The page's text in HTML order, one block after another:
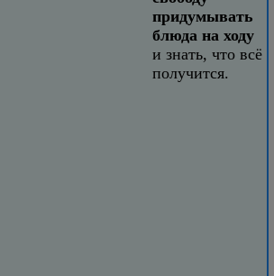
придумывать
блюда на ходу
и знать, что всё
получится.